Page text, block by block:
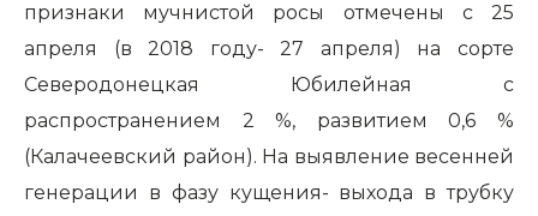
признаки мучнистой росы отмечены с 25
апреля (в 2018 году- 27 апреля) на сорте
Северодонецкая Юбилейная с
распространением 2 %, развитием 0,6 %
(Калачеевский район). На выявление весенней
генерации в фазу кущения- выхода в трубку